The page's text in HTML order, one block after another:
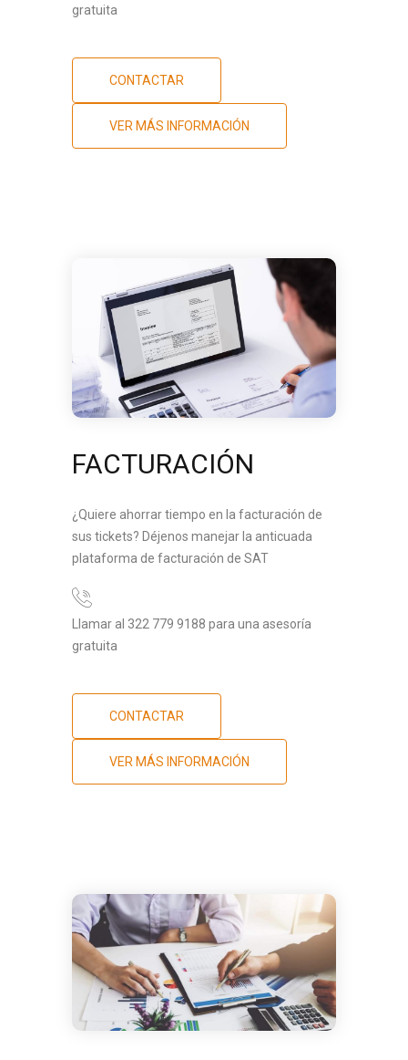
gratuita
CONTACTAR
VER MÁS INFORMACIÓN
FACTURACIÓN
¿Quiere ahorrar tiempo en la facturación de
sus tickets? Déjenos manejar la anticuada
plataforma de facturación de SAT
Llamar al 322 779 9188 para una asesoría
gratuita
CONTACTAR
VER MÁS INFORMACIÓN